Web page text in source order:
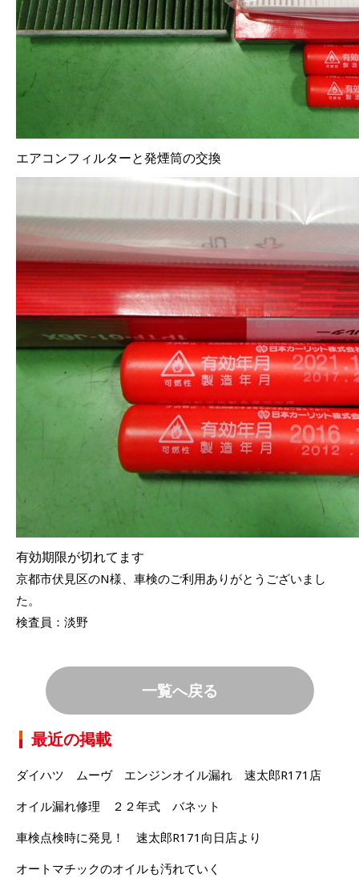
エアコンフィルターと発煙筒の交換
有効期限が切れてます
京都市伏見区のN様、車検のご利用ありがとうございまし
た。
検査員：淡野
一覧へ戻る
最近の掲載
ダイハツ ムーヴ エンジンオイル漏れ 速太郎R171店
オイル漏れ修理 ２２年式 バネット
車検点検時に発見！ 速太郎R171向日店より
オートマチックのオイルも汚れていく